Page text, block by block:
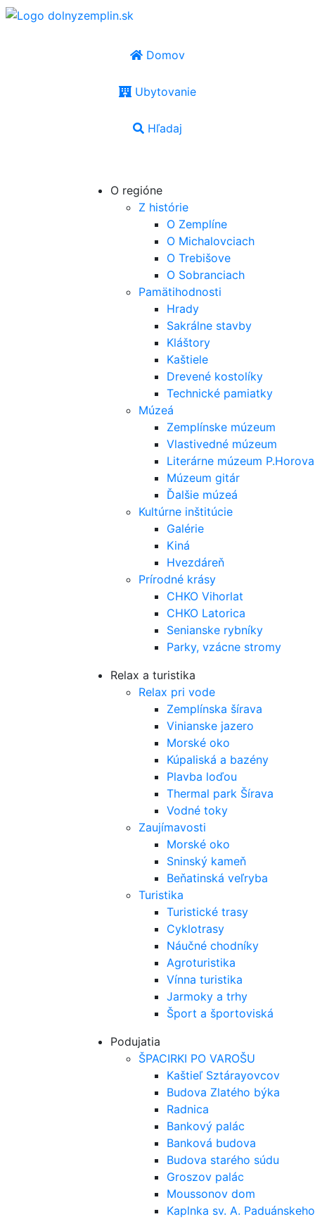
Domov
Ubytovanie
Hľadaj
O regióne
Z histórie
O Zemplíne
O Michalovciach
O Trebišove
O Sobranciach
Pamätihodnosti
Hrady
Sakrálne stavby
Kláštory
Kaštiele
Drevené kostolíky
Technické pamiatky
Múzeá
Zemplínske múzeum
Vlastivedné múzeum
Literárne múzeum P.Horova
Múzeum gitár
Ďalšie múzeá
Kultúrne inštitúcie
Galérie
Kiná
Hvezdáreň
Prírodné krásy
CHKO Vihorlat
CHKO Latorica
Senianske rybníky
Parky, vzácne stromy
Relax a turistika
Relax pri vode
Zemplínska šírava
Vinianske jazero
Morské oko
Kúpaliská a bazény
Plavba loďou
Thermal park Šírava
Vodné toky
Zaujímavosti
Morské oko
Sninský kameň
Beňatinská veľryba
Turistika
Turistické trasy
Cyklotrasy
Náučné chodníky
Agroturistika
Vínna turistika
Jarmoky a trhy
Šport a športoviská
Podujatia
ŠPACIRKI PO VAROŠU
Kaštieľ Sztárayovcov
Budova Zlatého býka
Radnica
Bankový palác
Banková budova
Budova starého súdu
Groszov palác
Moussonov dom
Kaplnka sv. A. Paduánskeho